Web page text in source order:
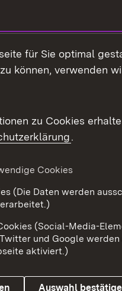
Kontakt
Datenschutz
für Sie optimal
können, verwenden
zu Cookies
.
Cookies
(Die Daten werden
(Social-Media-
und Google werden
aktiviert.)
Auswahl